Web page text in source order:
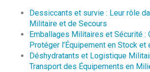
Dessiccants et survie : Leur rôle
Militaire et de Secours
Emballages Militaires et Sécurité :
Protéger l’Équipement en Stock et
Déshydratants et Logistique
Transport des Équipements en